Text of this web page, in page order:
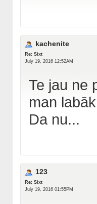
kachenite
Re: Sixt
July 19, 2016 12:52AM
Te jau ne
man
Da nu...
123
Re: Sixt
July 19, 2016 01:55PM